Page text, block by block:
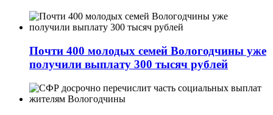
Почти 400 молодых семей Вологодчины уже
получили выплату 300 тысяч рублей